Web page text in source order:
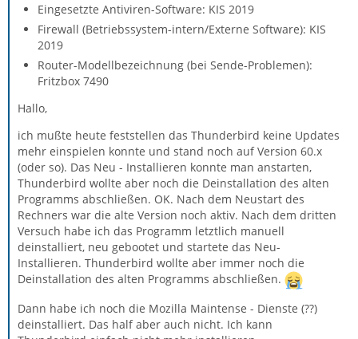
Eingesetzte Antiviren-Software: KIS 2019
Firewall (Betriebssystem-intern/Externe Software): KIS
2019
Router-Modellbezeichnung (bei Sende-Problemen):
Fritzbox 7490
Hallo,
ich mußte heute feststellen das Thunderbird keine Updates
mehr einspielen konnte und stand noch auf Version 60.x
(oder so). Das Neu - Installieren konnte man anstarten,
Thunderbird wollte aber noch die Deinstallation des alten
Programms abschließen. OK. Nach dem Neustart des
Rechners war die alte Version noch aktiv. Nach dem dritten
Versuch habe ich das Programm letztlich manuell
deinstalliert, neu gebootet und startete das Neu-
Installieren. Thunderbird wollte aber immer noch die
Deinstallation des alten Programms abschließen.
Dann habe ich noch die Mozilla Maintense - Dienste (??)
deinstalliert. Das half aber auch nicht. Ich kann